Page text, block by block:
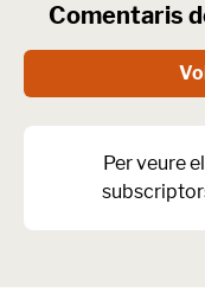
Comentaris
Per veure